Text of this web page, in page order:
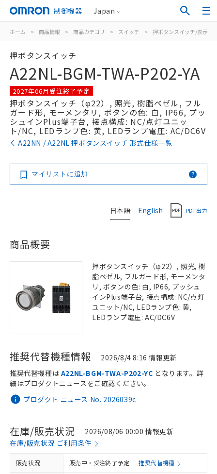
制御機器 Japan
ホーム > 商品情報 > 商品カテゴリ > スイッチ > 押ボタンスイッチ/表示灯
押ボタンスイッチ
A22NL-BGM-TWA-P202-YA
2027年06月受注終了予定
押ボタンスイッチ（φ22）, 照光, 樹脂ベゼル, フル
ガード形, モーメンタリ, ボタンの色: 白, IP66, プッ
シュインPlus端子台, 接点構成: NC/点灯ユニッ
ト/NC, LEDランプ色: 黄, LEDランプ電圧: AC/DC6V
A22NN / A22NL 押ボタンスイッチ 形式仕様一覧
マイリストに追加
日本語 English PDF出力
商品概要
押ボタンスイッチ（φ22）, 照光, 樹
脂ベゼル, フルガード形, モーメンタ
リ, ボタンの色: 白, IP66, プッシュ
インPlus端子台, 接点構成: NC/点灯
ユニット/NC, LEDランプ色: 黄,
LEDランプ電圧: AC/DC6V
推奨代替機種情報 2026/8/4 8:16 情報更新
プロダクト ニュース No. 2026039c
推奨代替機種は A22NL-BGM-TWA-P202-YC となります。詳
細はプロダクトニュースをご確認ください。
在庫/販売状況
2026/08/06 00:00 情報更新
在庫/販売状況 ご利用条件
販売状況 販売中・受注終了予定 推奨代替機種